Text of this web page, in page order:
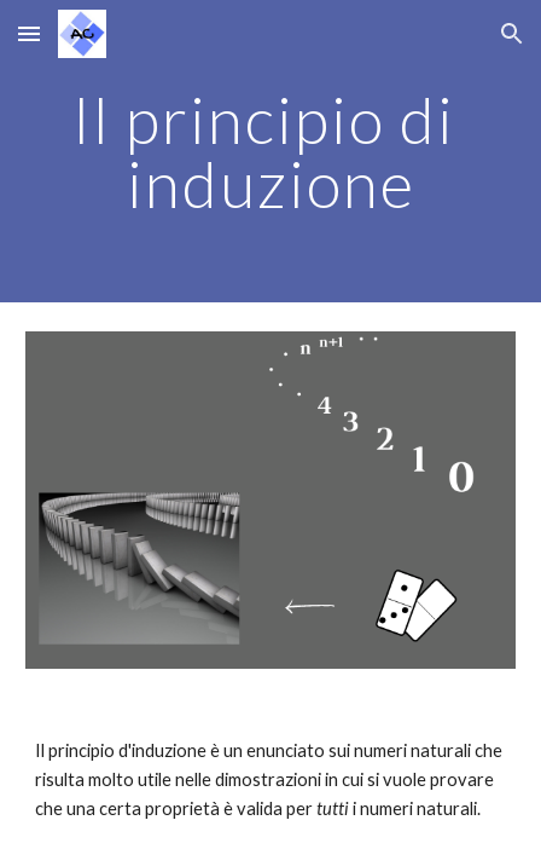
Skip to main content Skip to navigation
Il principio di
induzione
Il principio d'induzione è un enunciato sui numeri naturali che
risulta molto utile nelle dimostrazioni in cui si vuole provare
che una certa proprietà è valida per tutti i numeri naturali.